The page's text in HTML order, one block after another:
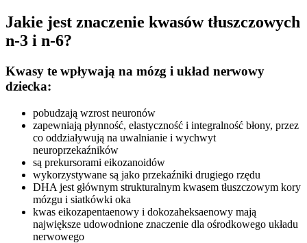
Jakie jest znaczenie kwasów tłuszczowych
n-3 i n-6?
Kwasy te wpływają na mózg i układ nerwowy
dziecka:
pobudzają wzrost neuronów
zapewniają płynność, elastyczność i integralność błony, przez
co oddziaływują na uwalnianie i wychwyt
neuroprzekaźników
są prekursorami eikozanoidów
wykorzystywane są jako przekaźniki drugiego rzędu
DHA jest głównym strukturalnym kwasem tłuszczowym kory
mózgu i siatkówki oka
kwas eikozapentaenowy i dokozaheksaenowy mają
największe udowodnione znaczenie dla ośrodkowego układu
nerwowego